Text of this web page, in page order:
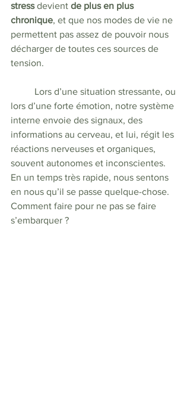
stress devient de plus en plus
chronique, et que nos modes de vie ne
permettent pas assez de pouvoir nous
décharger de toutes ces sources de
tension.
lors d’une forte émotion, notre système
interne envoie des signaux, des
informations au cerveau, et lui, régit les
réactions nerveuses et organiques,
souvent autonomes et inconscientes.
En un temps très rapide, nous sentons
en nous qu’il se passe quelque-chose.
Comment faire pour ne pas se faire
s’embarquer ?